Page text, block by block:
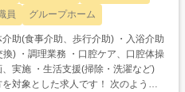
員 グループホーム
) ・調理業務 ・口腔ケア、口腔体操
実施 ・生活支援(掃除・洗濯など)